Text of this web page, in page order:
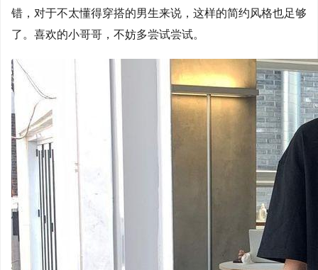
错，对于不太懂得穿搭的男生来说，这样的简约风格也足够
了。喜欢的小哥哥，不妨多尝试尝试。